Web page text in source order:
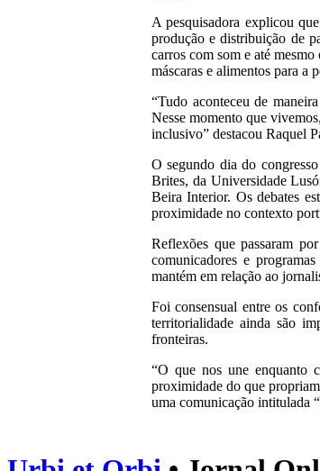
A pesquisadora explicou
produção e distribuição de
carros com som e até
máscaras e alimentos para a
“Tudo aconteceu de
Nesse momento que
inclusivo” destacou Raquel
O segundo dia do
Brites, da Universidade
Beira Interior. Os debates
proximidade no contexto
Reflexões que passaram
comunicadores e
mantém em relação ao
Foi consensual entre os
territorialidade ainda são
fronteiras.
“O que nos une enquanto
proximidade do que
uma comunicação intitulada